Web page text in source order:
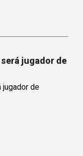
jugador de